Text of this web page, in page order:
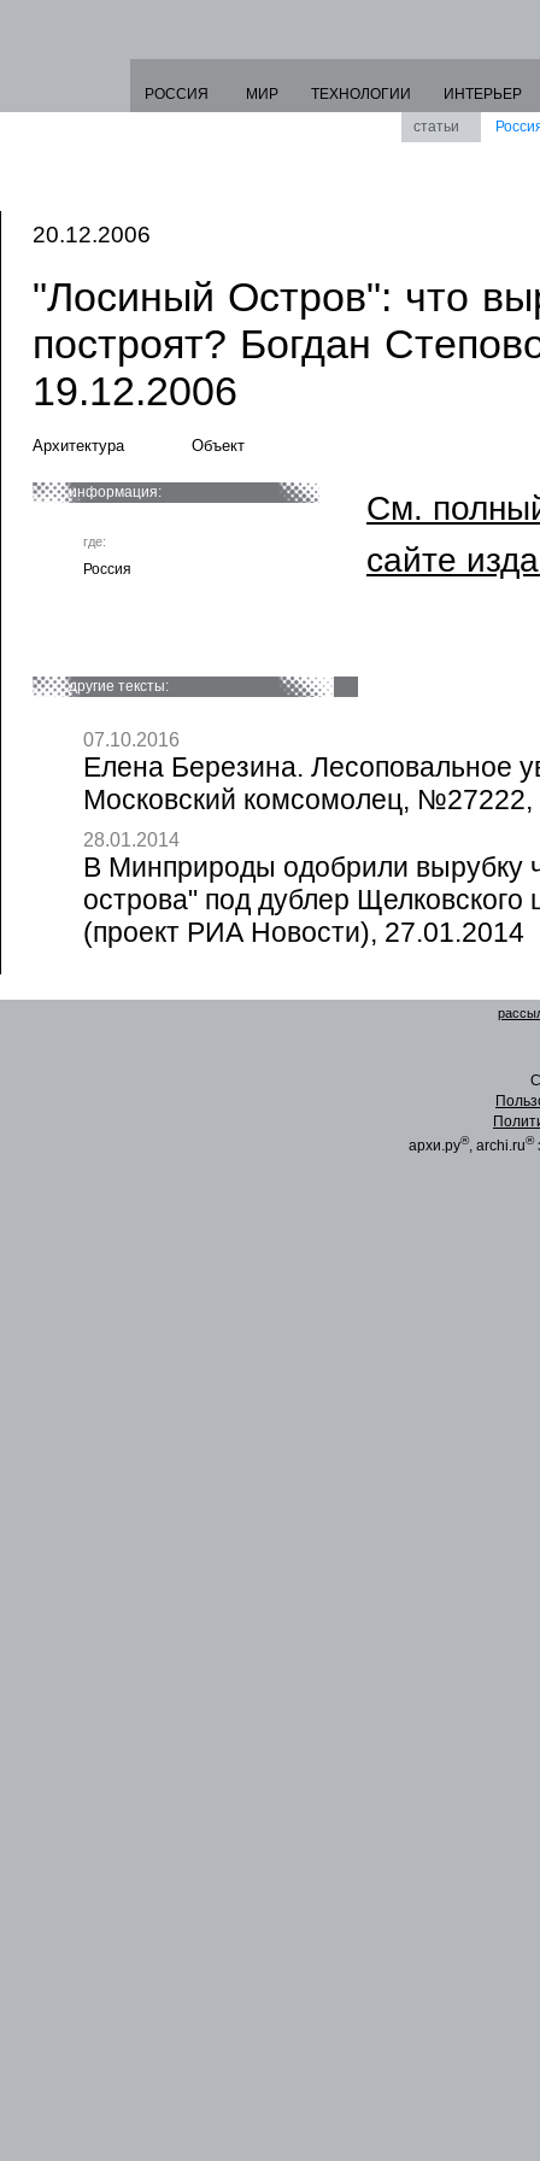
РОССИЯ МИР ТЕХНОЛОГИИ
ИНТЕРЬЕР
статьи
20.12.2006
"Лосиный Остров": что
построят? Богдан
19.12.2006
Архитектура Объект
информация:
где:
Россия
См.
сайте
другие тексты:
07.10.2016
Елена Березина. Лесоповальное
Московский комсомолец, №27222,
28.01.2014
В Минприроды одобрили вырубку
острова" под дублер
(проект РИА Новости), 27.01.2014
архи.ру®, archi.ru®